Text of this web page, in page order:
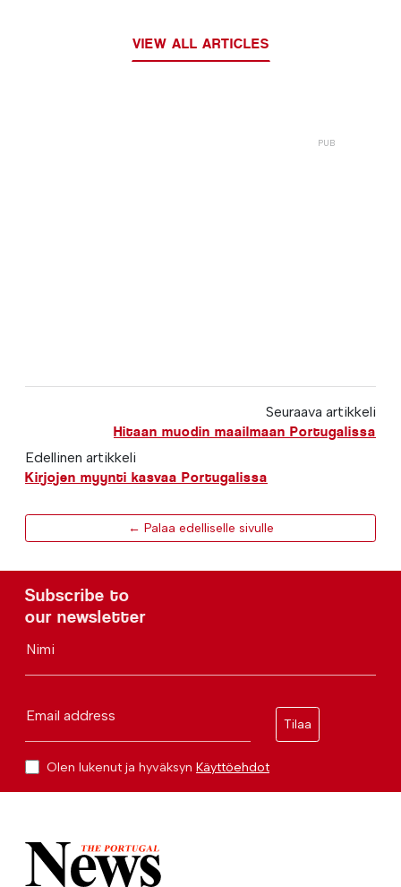
VIEW ALL ARTICLES
Seuraava artikkeli
Hitaan muodin maailmaan Portugalissa
Edellinen artikkeli
Kirjojen myynti kasvaa Portugalissa
← Palaa edelliselle sivulle
Subscribe to
our newsletter
Nimi
Email address
Tilaa
Olen lukenut ja hyväksyn Käyttöehdot